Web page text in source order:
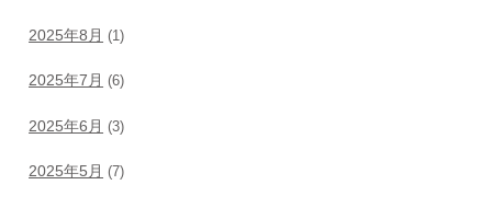
2025年8月 (1)
2025年7月 (6)
2025年6月 (3)
2025年5月 (7)